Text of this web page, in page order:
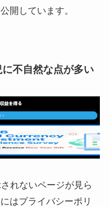
開しています。
不自然な点が多い
れないページが見ら
はプライバシーポリ